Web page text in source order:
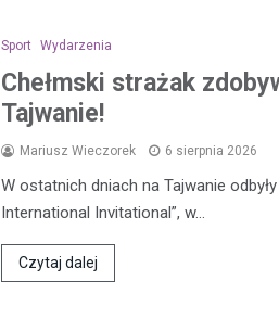
Sport Wydarzenia
Chełmski strażak
Tajwanie!
Mariusz Wieczorek 6 sierpnia 2026
W ostatnich dniach na Tajwanie
International Invitational”, w…
Czytaj dalej